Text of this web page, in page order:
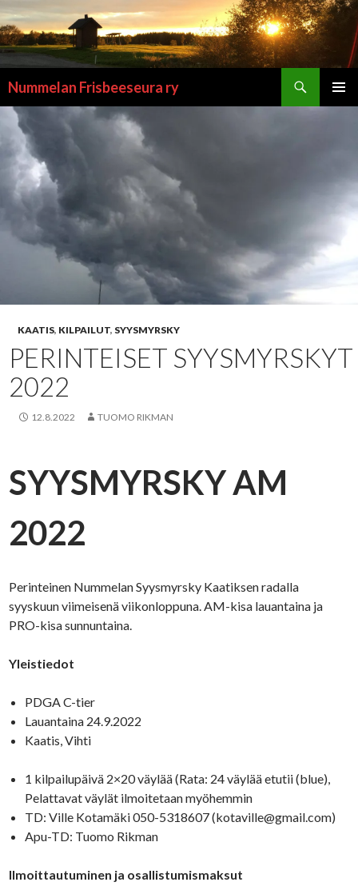
Nummelan Frisbeeseura ry
SISÄLTÖÖN
KAATIS, KILPAILUT, SYYSMYRSKY
PERINTEISET
2022
12.8.2022 TUOMO RIKMAN
SYYSMYRSKY AM
2022
Perinteinen Nummelan Syysmyrsky Kaatiksen radalla
syyskuun viimeisenä viikonloppuna. AM-kisa lauantaina ja
PRO-kisa sunnuntaina.
Yleistiedot
PDGA C-tier
Lauantaina 24.9.2022
Kaatis, Vihti
1 kilpailupäivä 2×20 väylää (Rata: 24 väylää etutii (blue),
Pelattavat väylät ilmoitetaan myöhemmin
TD: Ville Kotamäki 050-5318607 (kotaville@gmail.com)
Apu-TD: Tuomo Rikman
Ilmoittautuminen ja osallistumismaksut